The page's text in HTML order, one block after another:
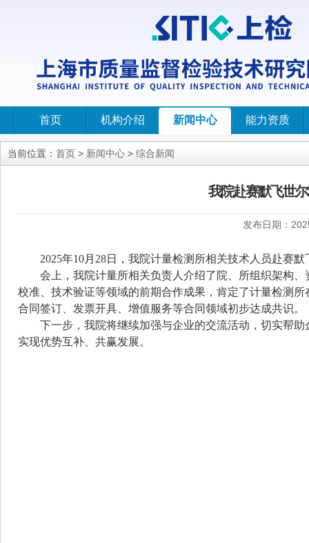
首页 机构介绍 新闻中心 能力资质
当前位置： 首页 > 新闻中心 > 综合新闻
我院赴赛默飞世
发布日期：
2025年10月 28日，我院计量检测所相关技术人员赴赛
会上，我院计量所相关负责人介绍了院、所组织架构
校准、技术验证等领域的前期合作成果，肯定了计量检测
合同签订、发票开具、增值服务等合同领域初步达成共识。
下一步， 我院将继续加强与企业的交流活动，切实帮
实现优势互补、共赢发展。